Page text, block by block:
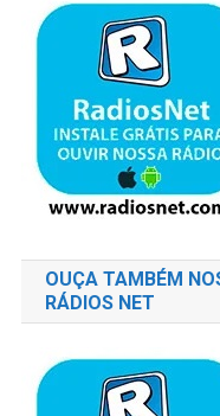
OUÇA TAMBÉM
RÁDIOS NET